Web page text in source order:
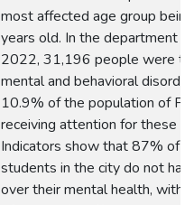
most affected age group
years old. In the department of
2022, 31,196 people were
mental and behavioral
10.9% of the population of
receiving attention for these
Indicators show that 87% of
students in the city do not
over their mental health, with